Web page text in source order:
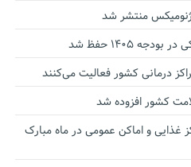
ژنومیکس منتشر شد
۱۴۰۵ حفظ شد
غذایی و اماکن عمومی در ماه مبارک